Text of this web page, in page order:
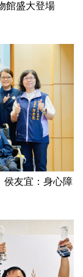
館盛大登場
友宜：身心障